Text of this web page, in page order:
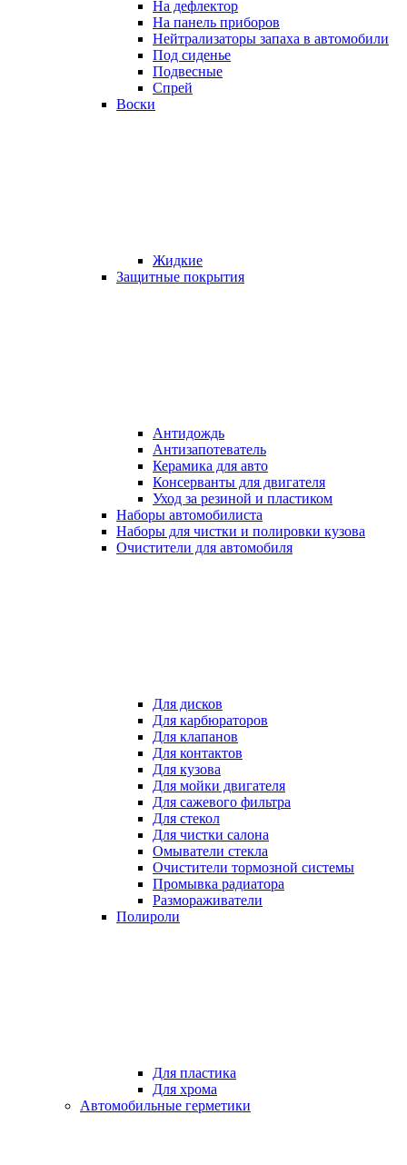
На дефлектор
На панель приборов
Нейтрализаторы запаха в автомобили
Под сиденье
Подвесные
Спрей
Воски
Жидкие
Защитные покрытия
Антидождь
Антизапотеватель
Керамика для авто
Консерванты для двигателя
Уход за резиной и пластиком
Наборы автомобилиста
Наборы для чистки и полировки кузова
Очистители для автомобиля
Для дисков
Для карбюраторов
Для клапанов
Для контактов
Для кузова
Для мойки двигателя
Для сажевого фильтра
Для стекол
Для чистки салона
Омыватели стекла
Очистители тормозной системы
Промывка радиатора
Размораживатели
Полироли
Для пластика
Для хрома
Автомобильные герметики